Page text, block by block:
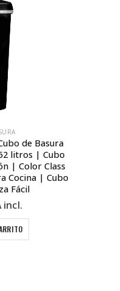
de Basura
litros | Cubo
| Color Class
Cocina | Cubo
Fácil
incl.